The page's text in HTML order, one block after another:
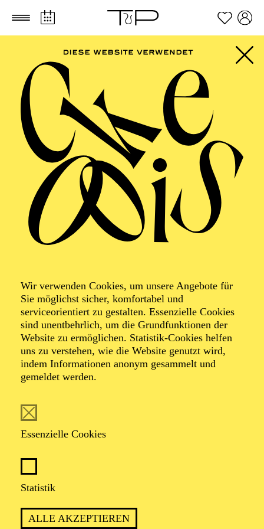
Zum Hauptinhalt springen Zum Footer springen
Wir verwenden Cookies, um unsere Angebote für
Sie möglichst sicher, komfortabel und
serviceorientiert zu gestalten. Essenzielle Cookies
sind unentbehrlich, um die Grundfunktionen der
Website zu ermöglichen. Statistik-Cookies helfen
uns zu verstehen, wie die Website genutzt wird,
indem Informationen anonym gesammelt und
gemeldet werden.
Essenzielle Cookies
Statistik
ALLE AKZEPTIEREN
Foto: Benne Ochs
Andrei Nicoara
Bass
seine künstlerische Ausbildung bereits als Kind in der
die „Ioan Sima“ Arts Highschool wechselte.
Dima“ Musical Academy in Cluj-Napoca in Rumänien
und wurde nach seinem Abschluss 2017 in die